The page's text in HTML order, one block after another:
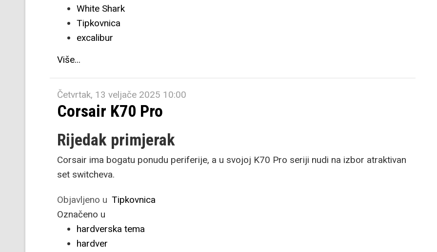
White Shark
Tipkovnica
excalibur
Više...
Četvrtak, 13 veljače 2025 10:00
Corsair K70 Pro
Rijedak primjerak
Corsair ima bogatu ponudu periferije, a u svojoj K70 Pro seriji nudi na izbor atraktivan
set switcheva.
Objavljeno u Tipkovnica
Označeno u
hardverska tema
hardver